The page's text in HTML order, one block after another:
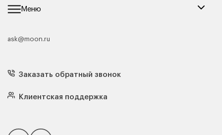
Меню
Каталог мебели
Кресла
Матрасы
Подушки
Чехлы и наматрасники
Покупателям
ask@moon.ru
Заказать обратный звонок
Клиентская поддержка